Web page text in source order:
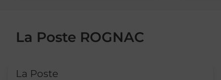
La Poste ROGNAC
La Poste